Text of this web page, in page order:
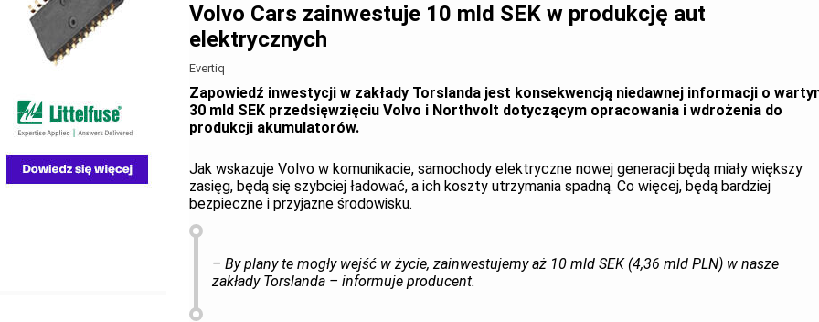
Volvo Cars zainwestuje 10 mld SEK w produkcję aut
elektrycznych
Evertiq
Zapowiedź inwestycji w zakłady Torslanda jest konsekwencją niedawnej informacji o
30 mld SEK przedsięwzięciu Volvo i Northvolt dotyczącym opracowania i wdrożenia do
produkcji akumulatorów.
Jak wskazuje Volvo w komunikacie, samochody elektryczne nowej generacji będą miały większy
zasięg, będą się szybciej ładować, a ich koszty utrzymania spadną. Co więcej, będą bardziej
bezpieczne i przyjazne środowisku.
– By plany te mogły wejść w życie, zainwestujemy aż 10 mld SEK (4,36 mld PLN) w nasze
zakłady Torslanda – informuje producent.